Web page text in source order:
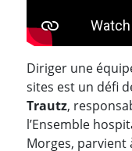
Diriger une
sites est un défi
Trautz,
l’Ensemble
Morges, parvient